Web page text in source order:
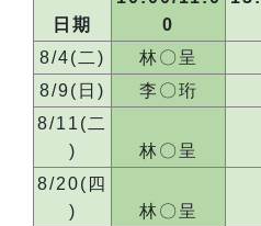
日期
0
8/4(二)
林〇呈
8/9(日)
李〇珩
8/11(二
)
林〇呈
8/20(四
)
林〇呈